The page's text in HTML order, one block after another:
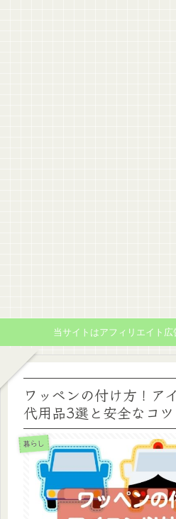
当サイトはアフィリエイト広
ワッペンの付け方！ア
代用品3選と安全なコツ
暮らし